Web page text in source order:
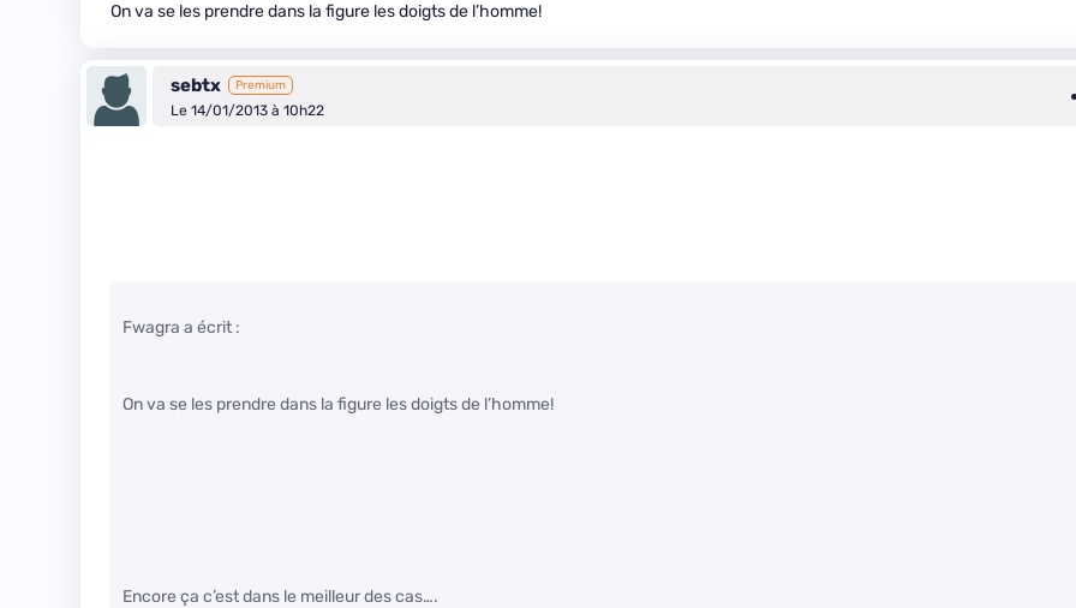
On va se les prendre dans la figure les doigts de l’homme!
sebtx Premium
Le 14/01/2013 à 10h22
Fwagra a écrit :
On va se les prendre dans la figure les doigts de l’homme!
Encore ça c’est dans le meilleur des cas….